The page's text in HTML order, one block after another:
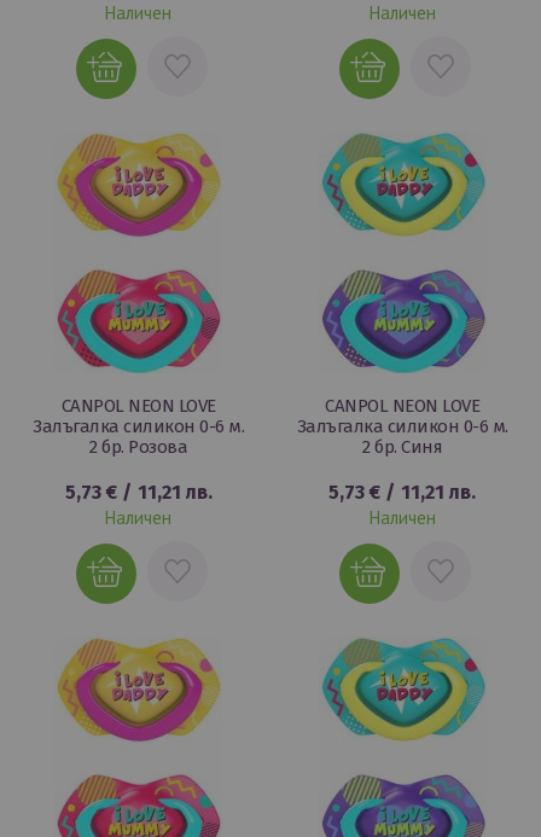
Наличен
ДОБАВИ
ЛЮБИМИ
Наличен
ДОБАВИ
ЛЮБИМИ
CANPOL NEON LOVE
Залъгалка силикон 0-6 м.
2 бр. Розова
5,73 €/ 11,21 лв.
Наличен
ДОБАВИ
ЛЮБИМИ
CANPOL NEON LOVE
Залъгалка силикон 0-6 м.
2 бр. Синя
5,73 € / 11,21 лв.
Наличен
ДОБАВИ
ЛЮБИМИ